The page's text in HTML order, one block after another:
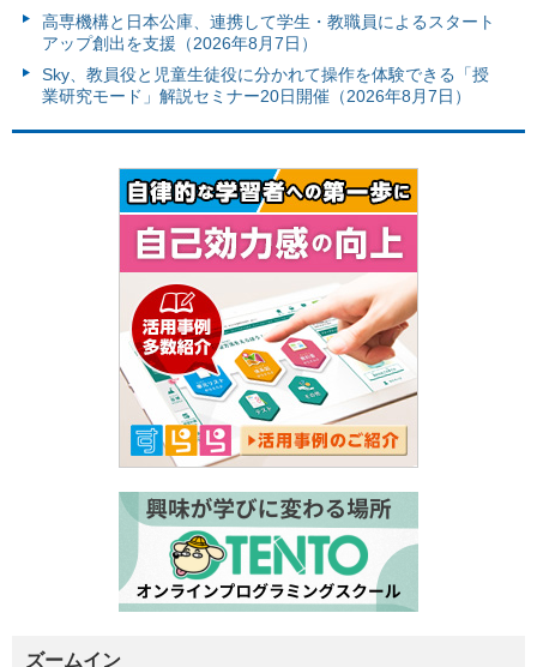
高専機構と日本公庫、連携して学生・教職員によるスタート
アップ創出を支援（2026年8月7日）
Sky、教員役と児童生徒役に分かれて操作を体験できる「授
業研究モード」解説セミナー20日開催（2026年8月7日）
ズームイン